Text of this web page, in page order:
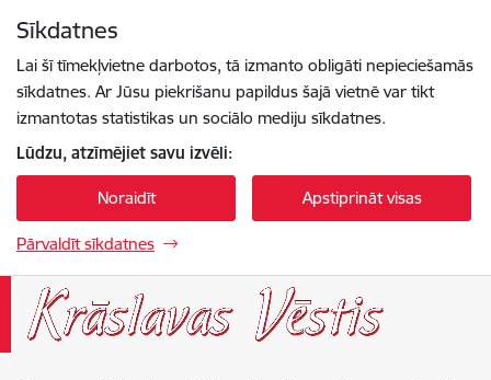
Sīkdatnes
Lai šī tīmekļvietne darbotos, tā izmanto obligāti nepieciešamās
sīkdatnes. Ar Jūsu piekrišanu papildus šajā vietnē var tikt
izmantotas statistikas un sociālo mediju sīkdatnes.
Lūdzu, atzīmējiet savu izvēli:
Noraidīt Apstiprināt visas
Pārvaldīt sīkdatnes